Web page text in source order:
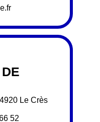
Le Crès
52